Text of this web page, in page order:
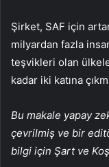
Şirket, SAF için
milyardan fazla
teşvikleri olan
kadar iki katına
Bu makale yapay
çevrilmiş ve bir
bilgi için Şart ve